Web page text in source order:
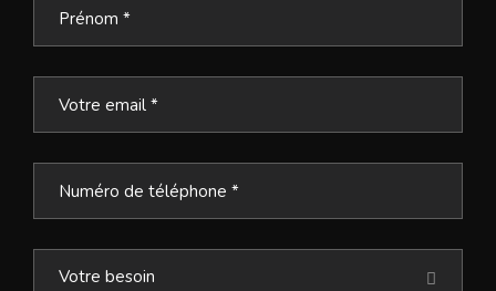
Votre besoin